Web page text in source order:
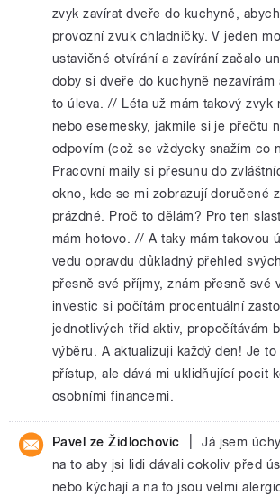
zvyk zavírat dveře do kuchyně,
provozní zvuk chladničky. V jeden
ustavičné otvírání a zavírání začalo
doby si dveře do kuchyně nezavírám
to úleva. // Léta už mám takový zvyk
nebo esemesky, jakmile si je přečtu
odpovím (což se vždycky snažím co
Pracovní maily si přesunu do
okno, kde se mi zobrazují doručené
prázdné. Proč to dělám? Pro ten
mám hotovo. // A taky mám takovou
vedu opravdu důkladný přehled
přesně své příjmy, znám přesně své
investic si počítám procentuální
jednotlivých tříd aktiv, propočítávám
výběru. A aktualizuji každý den! Je
přístup, ale dává mi uklidňující pocit
osobními financemi.
Pavel ze Židlochovic
Já jsem
na to aby jsi lidi dávali cokoliv před
nebo kýchají a na to jsou velmi